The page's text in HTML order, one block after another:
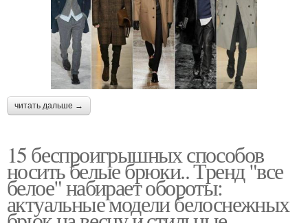
читать дальше →
15 беспроигрышных способов
носить белые брюки.. Тренд "все
белое" набирает обороты:
актуальные модели белоснежных